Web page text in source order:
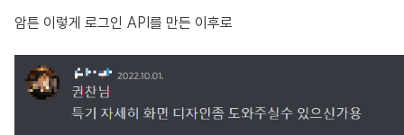
암튼 이렇게 로그인 API를 만든 이후로